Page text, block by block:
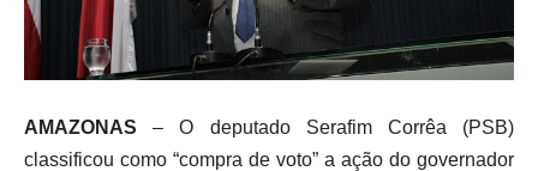
AMAZONAS – O deputado Serafim Corrêa (PSB)
classificou como “compra de voto” a ação do governador